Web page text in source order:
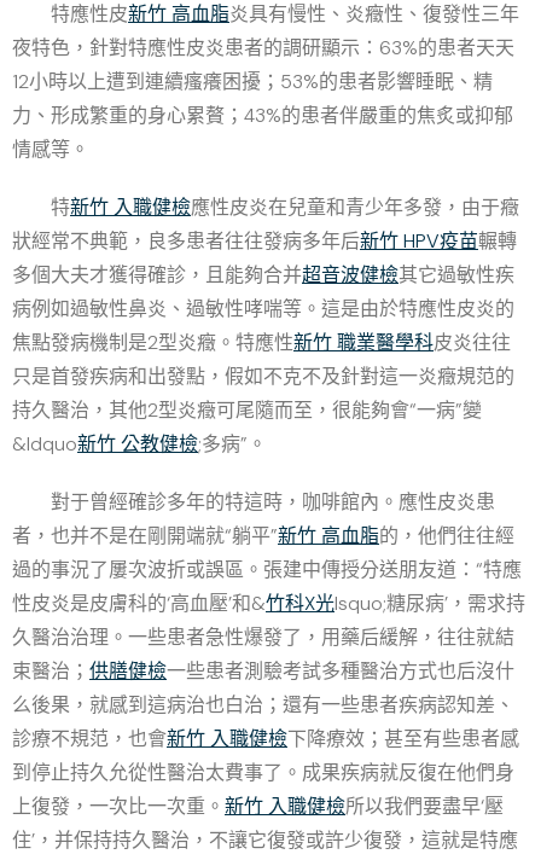
特應性皮新竹 高血脂炎具有慢性、炎癥性、復發性三年
夜特色，針對特應性皮炎患者的調研顯示：63%的患者天天
12小時以上遭到連續瘙癢困擾；53%的患者影響睡眠、精
力、形成繁重的身心累贅；43%的患者伴嚴重的焦炙或抑郁
情感等。
特新竹 入職健檢應性皮炎在兒童和青少年多發，由于癥
狀經常不典範，良多患者往往發病多年后新竹 HPV疫苗輾轉
多個大夫才獲得確診，且能夠合并超音波健檢其它過敏性疾
病例如過敏性鼻炎、過敏性哮喘等。這是由於特應性皮炎的
焦點發病機制是2型炎癥。特應性新竹 職業醫學科皮炎往往
只是首發疾病和出發點，假如不克不及針對這一炎癥規范的
持久醫治，其他2型炎癥可尾隨而至，很能夠會“一病”變
&ldquo新竹 公教健檢;多病”。
對于曾經確診多年的特這時，咖啡館內。應性皮炎患
者，也并不是在剛開端就“躺平”新竹 高血脂的，他們往往經
過的事況了屢次波折或誤區。張建中傳授分送朋友道：“特應
性皮炎是皮膚科的‘高血壓’和&竹科X光lsquo;糖尿病’，需求持
久醫治治理。一些患者急性爆發了，用藥后緩解，往往就結
束醫治； 供膳健檢一些患者測驗考試多種醫治方式也后沒什
么後果，就感到這病治也白治；還有一些患者疾病認知差、
診療不規范，也會新竹 入職健檢下降療效；甚至有些患者感
到停止持久允從性醫治太費事了。成果疾病就反復在他們身
上復發，一次比一次重。 新竹 入職健檢所以我們要盡早‘壓
住’，并保持持久醫治，不讓它復發或許少復發，這就是特應